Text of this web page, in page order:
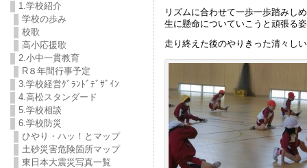
1.学校紹介
学校の歩み
校歌
高小応援歌
2.小中一貫教育
R８年間行事予定
3.学校経営ｸﾞﾗﾝﾄﾞﾃﾞｻﾞｲﾝ
4.高松スタンダード
5.学校相談
6.学校防災
ひやり・ハッ！とマップ
土砂災害危険箇所マップ
東日本大震災写真一覧
リズムに合わせて一歩一歩踏みし
生に懸命についていこうと頑張る
走り終えた後のやりきった清々し